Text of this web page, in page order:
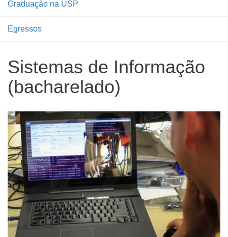
Graduação na USP
Egressos
Sistemas de Informação
(bacharelado)